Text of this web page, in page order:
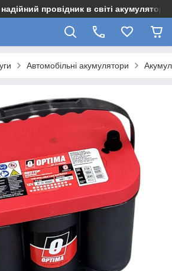
провідник в світі акумуляторів
Автомобільні акумулятори